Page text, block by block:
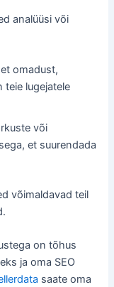
analüüsi või
omadust,
teie lugejatele
või
et suurendada
võimaldavad teil
on tõhus
ja oma SEO
saate oma